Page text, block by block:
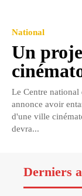
National
Un
Le Centre
annonce avoir
d'une ville
devra...
Derniers